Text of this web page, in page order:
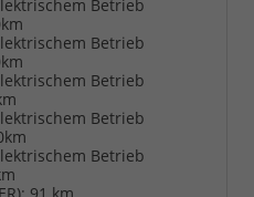
Betrieb
Betrieb
Betrieb
Betrieb
Betrieb
91 km